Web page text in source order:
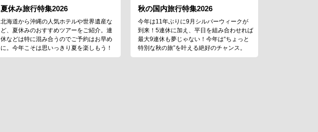
夏休み旅行特集2026
北海道から沖縄の人気ホテルや世界遺産な
ど、夏休みのおすすめツアーをご紹介。連
休などは特に混み合うのでご予約はお早め
に。今年こそは思いっきり夏を楽しもう！
秋の国内旅行特集2026
今年は11年ぶりに9月シルバーウィークが
到来！5連休に加え、平日を組み合わせれば
最大9連休も夢じゃない！今年は“ちょっと
特別な秋の旅”を叶える絶好のチャンス。